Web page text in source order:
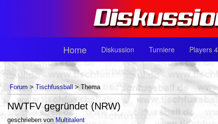
Home Diskussion Turniere Players
Forum > Tischfussball > Thema
NWTFV gegründet (NRW)
geschrieben von Multitalent